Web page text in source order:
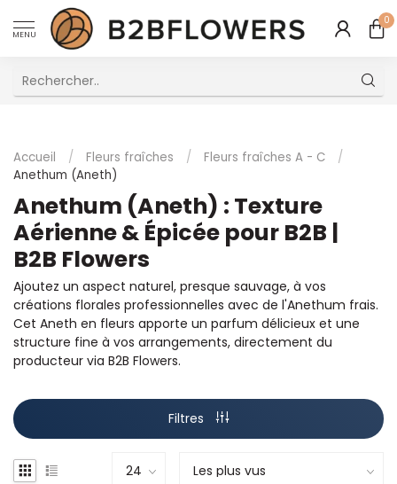
MENU
0
Accueil / Fleurs fraîches / Fleurs fraîches A - C
/
Anethum (Aneth)
Anethum (Aneth) : Texture
Aérienne & Épicée pour B2B |
B2B Flowers
Ajoutez un aspect naturel, presque sauvage, à vos
créations florales professionnelles avec de l'Anethum frais.
Cet Aneth en fleurs apporte un parfum délicieux et une
structure fine à vos arrangements, directement du
producteur via B2B Flowers.
Filtres